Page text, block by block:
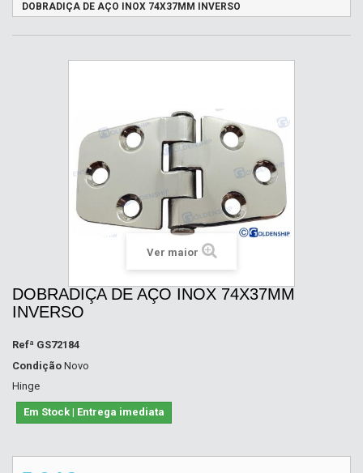
DOBRADIÇA DE AÇO INOX 74X37MM INVERSO
Ver maior
DOBRADIÇA DE AÇO INOX 74X37MM
INVERSO
Refª GS72184
Condição Novo
Hinge
Em Stock | Entrega imediata